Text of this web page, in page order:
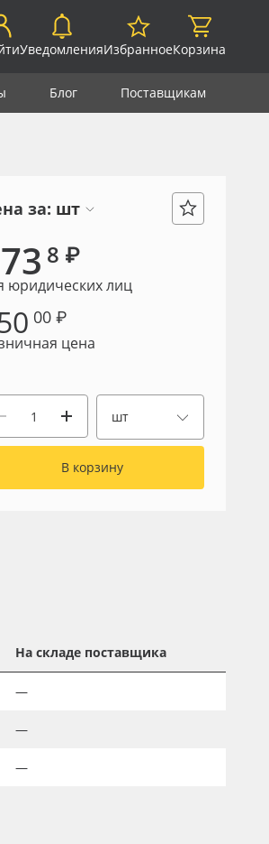
УведомленияИзбранноеКорзина
Блог Поставщикам
за: шт
8 ₽
юридических лиц
00 ₽
цена
шт
В корзину
На складе поставщика
—
—
—